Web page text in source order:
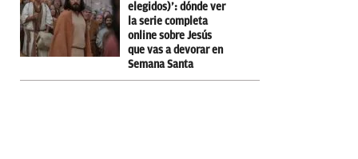
elegidos)’: dónde ver
la serie completa
online sobre Jesús
que vas a devorar en
Semana Santa